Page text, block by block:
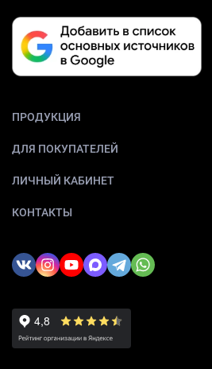
ПРОДУКЦИЯ
ДЛЯ ПОКУПАТЕЛЕЙ
ЛИЧНЫЙ КАБИНЕТ
КОНТАКТЫ